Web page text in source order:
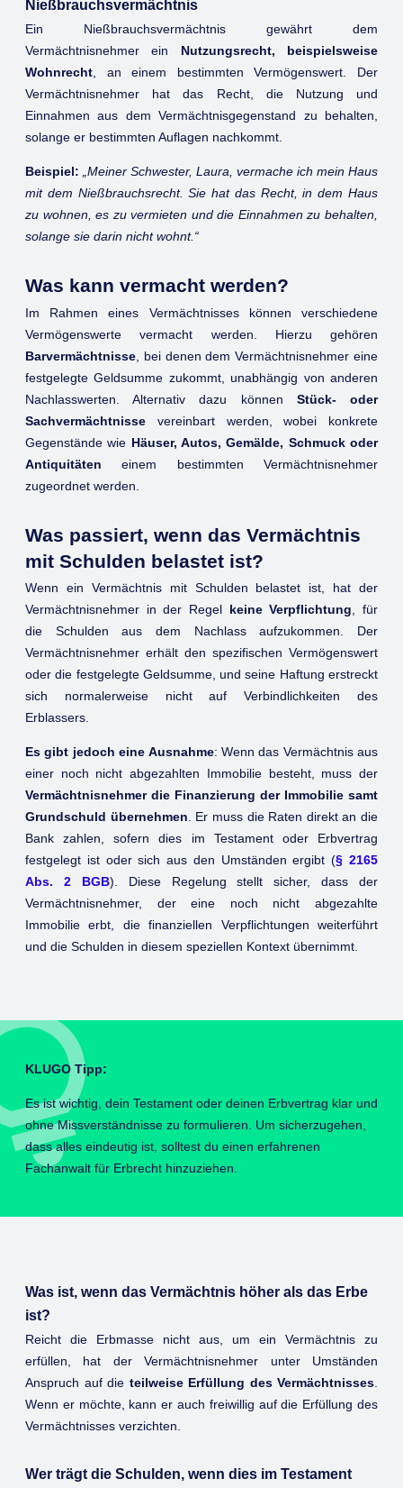
Nießbrauchsvermächtnis
Ein Nießbrauchsvermächtnis gewährt dem
Vermächtnisnehmer ein Nutzungsrecht, beispielsweise
Wohnrecht , an einem bestimmten Vermögenswert. Der
Vermächtnisnehmer hat das Recht, die Nutzung und
Einnahmen aus dem Vermächtnisgegenstand zu behalten,
solange er bestimmten Auflagen nachkommt.
Beispiel:
„Meiner Schwester, Laura, vermache ich mein Haus
mit dem Nießbrauchsrecht. Sie hat das Recht, in dem Haus
zu wohnen, es zu vermieten und die Einnahmen zu behalten,
solange sie darin nicht wohnt.“
Was kann vermacht werden?
Im Rahmen eines Vermächtnisses können verschiedene
Vermögenswerte vermacht werden. Hierzu gehören
Barvermächtnisse , bei denen dem Vermächtnisnehmer eine
festgelegte Geldsumme zukommt, unabhängig von anderen
Nachlasswerten. Alternativ dazu können Stück- oder
Sachvermächtnisse vereinbart werden, wobei konkrete
Gegenstände wie Häuser, Autos, Gemälde, Schmuck oder
Antiquitäten einem bestimmten Vermächtnisnehmer
zugeordnet werden.
Was passiert, wenn das Vermächtnis
mit Schulden belastet ist?
Wenn ein Vermächtnis mit Schulden belastet ist, hat der
Vermächtnisnehmer in der Regel keine Verpflichtung , für
die Schulden aus dem Nachlass aufzukommen. Der
Vermächtnisnehmer erhält den spezifischen Vermögenswert
oder die festgelegte Geldsumme, und seine Haftung erstreckt
sich normalerweise nicht auf Verbindlichkeiten des
Erblassers.
Es gibt jedoch eine Ausnahme: Wenn das Vermächtnis aus
einer noch nicht abgezahlten Immobilie besteht, muss der
Vermächtnisnehmer die Finanzierung der Immobilie samt
Grundschuld übernehmen . Er muss die Raten direkt an die
Bank zahlen, sofern dies im Testament oder Erbvertrag
festgelegt ist oder sich aus den Umständen ergibt (§ 2165
Abs. 2 BGB). Diese Regelung stellt sicher, dass der
Vermächtnisnehmer, der eine noch nicht abgezahlte
Immobilie erbt, die finanziellen Verpflichtungen weiterführt
und die Schulden in diesem speziellen Kontext übernimmt.
KLUGO Tipp:
Es ist wichtig, dein Testament oder deinen Erbvertrag klar und
ohne Missverständnisse zu formulieren. Um sicherzugehen,
dass alles eindeutig ist, solltest du einen erfahrenen
Fachanwalt für Erbrecht hinzuziehen.
Was ist, wenn das Vermächtnis höher als das Erbe
ist?
Reicht die Erbmasse nicht aus, um ein Vermächtnis zu
erfüllen, hat der Vermächtnisnehmer unter Umständen
Anspruch auf die teilweise Erfüllung des Vermächtnisses.
Wenn er möchte, kann er auch freiwillig auf die Erfüllung des
Vermächtnisses verzichten.
Wer trägt die Schulden, wenn dies im Testament